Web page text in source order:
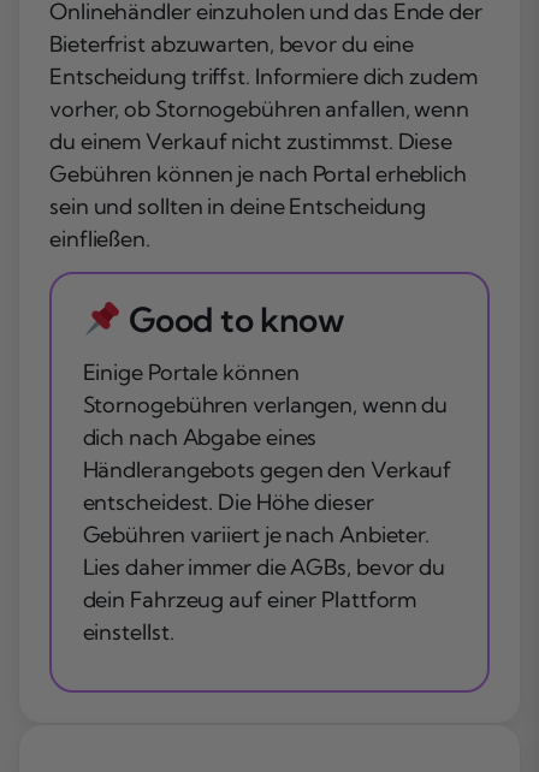
Onlinehändler einzuholen und das Ende der
Bieterfrist abzuwarten, bevor du eine
Entscheidung triffst. Informiere dich zudem
vorher, ob Stornogebühren anfallen, wenn
du einem Verkauf nicht zustimmst. Diese
Gebühren können je nach Portal erheblich
sein und sollten in deine Entscheidung
einfließen.
Good to know
Einige Portale können
Stornogebühren verlangen, wenn du
dich nach Abgabe eines
Händlerangebots gegen den Verkauf
entscheidest. Die Höhe dieser
Gebühren variiert je nach Anbieter.
Lies daher immer die AGBs, bevor du
dein Fahrzeug auf einer Plattform
einstellst.